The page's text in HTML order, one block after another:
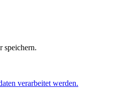
speichern.
verarbeitet werden.